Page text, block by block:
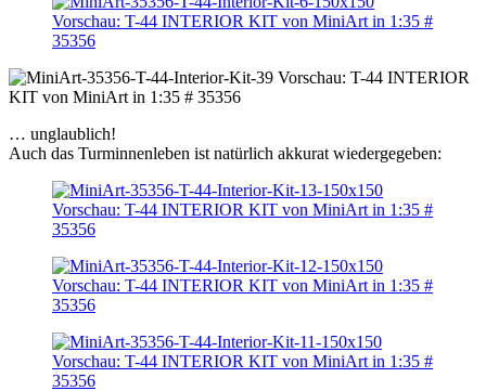
… unglaublich!
Auch das Turminnenleben ist natürlich akkurat wiedergegeben: